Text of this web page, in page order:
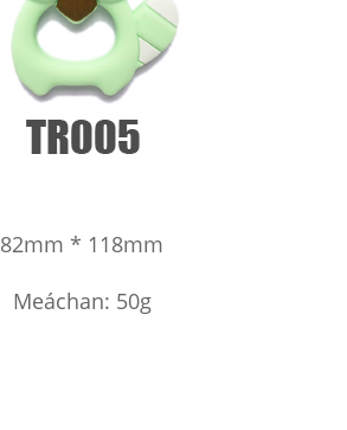
82mm * 118mm
Meáchan: 50g